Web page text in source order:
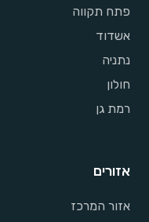
פתח תקווה
אשדוד
נתניה
חולון
רמת גן
אזורים
אזור המרכז